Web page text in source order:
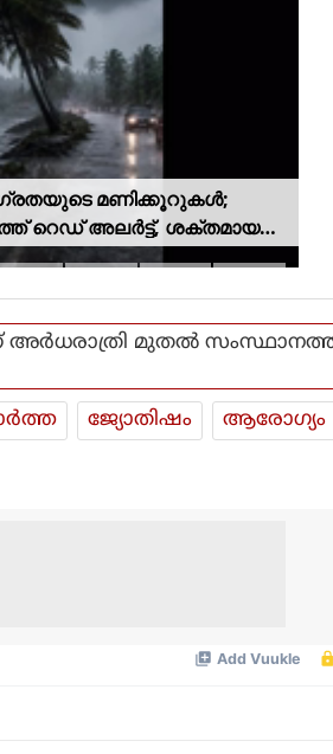
മണിക്കൂറുകൾ;
റെഡ് അലർട്ട്, ശക്തമായ
അര്‍ധരാത്രി മുതല്‍
ജ്യോതിഷം
ആരോഗ്യം